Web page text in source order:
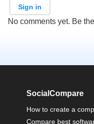
Sign in
No comments yet. Be
SocialCompare
How to create a
Compare best